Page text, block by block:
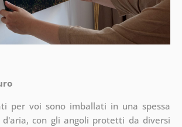
per voi sono imballati in una spessa
con gli angoli protetti da diversi